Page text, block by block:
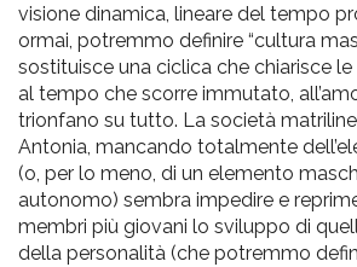
visione dinamica, lineare del tempo
ormai, potremmo definire “cultura
sostituisce una ciclica che chiarisce
al tempo che scorre immutato,
trionfano su tutto. La società
Antonia, mancando totalmente
(o, per lo meno, di un elemento
autonomo) sembra impedire e
membri più giovani lo sviluppo di
della personalità (che potremmo